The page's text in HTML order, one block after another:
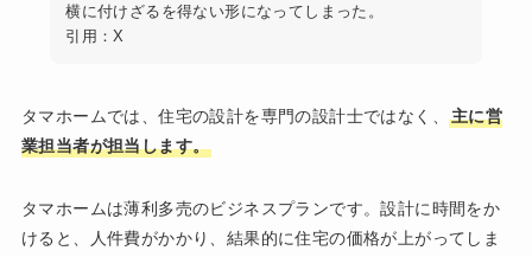
横に付けざるを得ない形になってしまった。
引用：X
タマホームでは、住宅の設計を専門の設計士ではなく、
主に営
業担当者が担当します。
タマホームは薄利多売のビジネスプランです。設計に時間をか
けると、人件費がかかり、結果的に住宅の価格が上がってしま